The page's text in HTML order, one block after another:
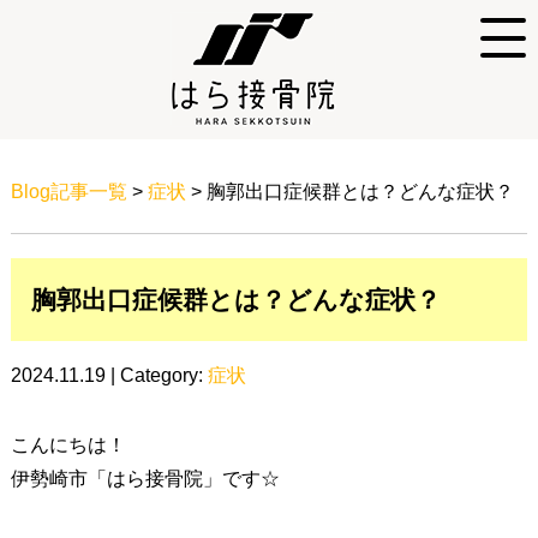
Blog記事一覧 > 症状 > 胸郭出口症候群とは？どんな症状？
胸郭出口症候群とは？どんな症状？
2024.11.19 | Category: 症状
こんにちは！
伊勢崎市「はら接骨院」です☆